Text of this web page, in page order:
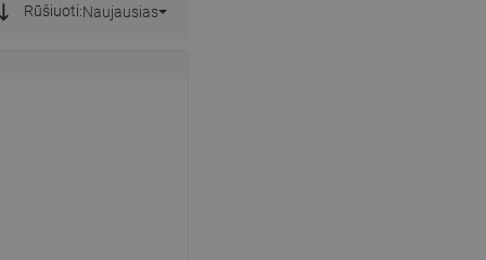
Rūšiuoti:Naujausias